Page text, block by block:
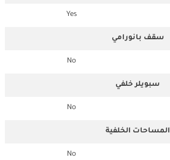
Yes
سقف بانورامي
No
سبويلر خلفي
No
المساحات الخلفية
No